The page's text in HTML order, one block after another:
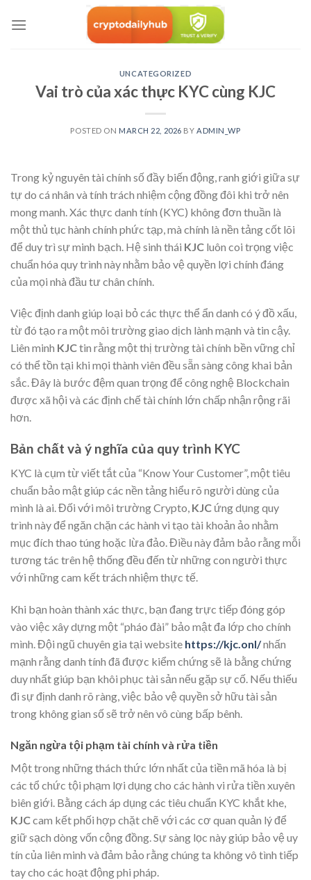
UNCATEGORIZED
Vai trò của xác thực KYC cùng KJC
POSTED ON MARCH 22, 2026 BY ADMIN_WP
Trong kỷ nguyên tài chính số đầy biến động, ranh giới giữa sự
tự do cá nhân và tính trách nhiệm cộng đồng đôi khi trở nên
mong manh. Xác thực danh tính (KYC) không đơn thuần là
một thủ tục hành chính phức tạp, mà chính là nền tảng cốt lõi
để duy trì sự minh bạch. Hệ sinh thái KJC luôn coi trọng việc
chuẩn hóa quy trình này nhằm bảo vệ quyền lợi chính đáng
của mọi nhà đầu tư chân chính.
Việc định danh giúp loại bỏ các thực thể ẩn danh có ý đồ xấu,
từ đó tạo ra một môi trường giao dịch lành mạnh và tin cậy.
Liên minh KJCtin rằng một thị trường tài chính bền vững chỉ
có thể tồn tại khi mọi thành viên đều sẵn sàng công khai bản
sắc. Đây là bước đệm quan trọng để công nghệ Blockchain
được xã hội và các định chế tài chính lớn chấp nhận rộng rãi
hơn.
Bản chất và ý nghĩa của quy trình KYC
KYC là cụm từ viết tắt của “Know Your Customer”, một tiêu
chuẩn bảo mật giúp các nền tảng hiểu rõ người dùng của
mình là ai. Đối với môi trường Crypto, KJC ứng dụng quy
trình này để ngăn chặn các hành vi tạo tài khoản ảo nhằm
mục đích thao túng hoặc lừa đảo. Điều này đảm bảo rằng mỗi
tương tác trên hệ thống đều đến từ những con người thực
với những cam kết trách nhiệm thực tế.
Khi bạn hoàn thành xác thực, bạn đang trực tiếp đóng góp
vào việc xây dựng một “pháo đài” bảo mật đa lớp cho chính
mình. Đội ngũ chuyên gia tại website https://kjc.onl/nhấn
mạnh rằng danh tính đã được kiểm chứng sẽ là bằng chứng
duy nhất giúp bạn khôi phục tài sản nếu gặp sự cố. Nếu thiếu
đi sự định danh rõ ràng, việc bảo vệ quyền sở hữu tài sản
trong không gian số sẽ trở nên vô cùng bấp bênh.
Ngăn ngừa tội phạm tài chính và rửa tiền
Một trong những thách thức lớn nhất của tiền mã hóa là bị
các tổ chức tội phạm lợi dụng cho các hành vi rửa tiền xuyên
biên giới. Bằng cách áp dụng các tiêu chuẩn KYC khắt khe,
KJCcam kết phối hợp chặt chẽ với các cơ quan quản lý để
giữ sạch dòng vốn cộng đồng. Sự sàng lọc này giúp bảo vệ uy
tín của liên minh và đảm bảo rằng chúng ta không vô tình tiếp
tay cho các hoạt động phi pháp.